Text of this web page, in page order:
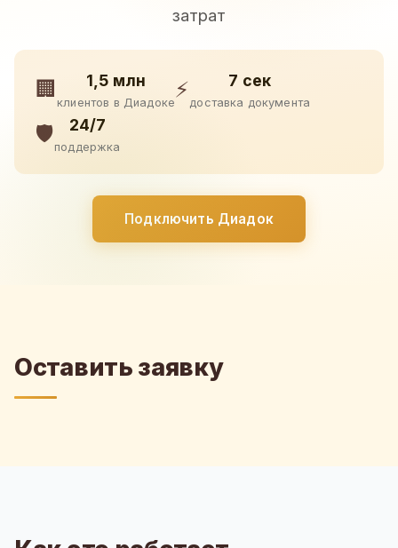
затрат
🏢 1,5 млн
клиентов в Диадоке
⚡ 7 сек
доставка документа
🛡️ 24/7
поддержка
Подключить Диадок
Оставить заявку